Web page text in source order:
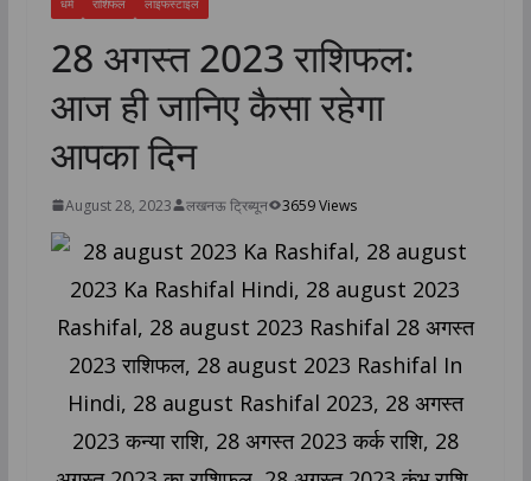
28 अगस्त 2023 राशिफल:
आज ही जानिए कैसा रहेगा
आपका दिन
August 28, 2023 लखनऊ ट्रिब्यून 3659 Views